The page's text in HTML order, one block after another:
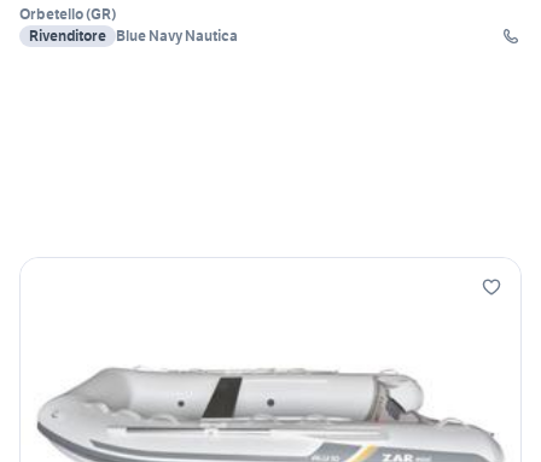
Orbetello(GR)
Rivenditore Blue Navy Nautica